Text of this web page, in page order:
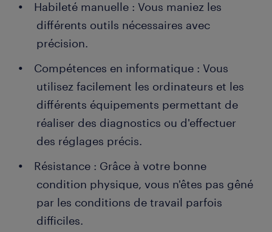
Habileté manuelle : Vous maniez les
différents outils nécessaires avec
précision.
Compétences en informatique : Vous
utilisez facilement les ordinateurs et les
différents équipements permettant de
réaliser des diagnostics ou d'effectuer
des réglages précis.
Résistance : Grâce à votre bonne
condition physique, vous n'êtes pas gêné
par les conditions de travail parfois
difficiles.